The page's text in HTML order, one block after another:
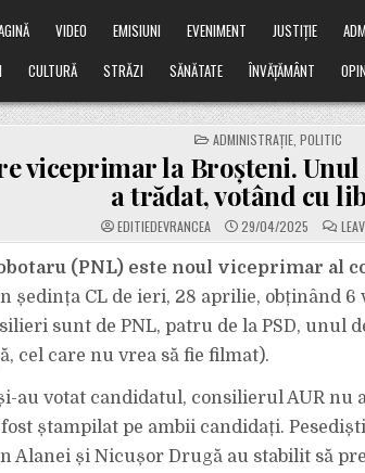
VIDEO EMISIUNI EVENIMENT JUSTIȚIE
CULTURĂ STRĂZI SĂNĂTATE ÎNVĂȚĂMÂNT
POSTED
IN
ADMINISTRAȚIE ,POLITIC
viceprimar la Broșteni.
a trădat, votând cu
EDITIEDEVRANCEA 29/04/2025
(PNL) este noul viceprimar al
ședința CL de ieri, 28 aprilie, obținând 6
sunt de PNL, patru de la PSD, unul
cel care nu vrea să fie filmat).
au votat candidatul, consilierul AUR nu
fost ștampilat pe ambii candidați.
Alanei și Nicușor Drugă au stabilit să